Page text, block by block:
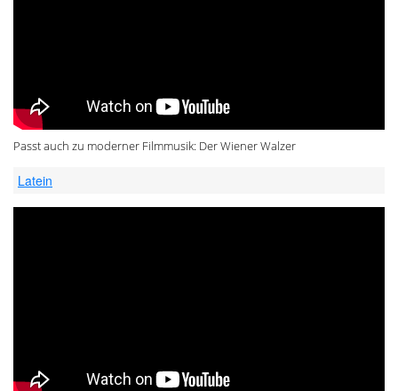
Passt auch zu moderner Filmmusik: Der Wiener Walzer
Latein